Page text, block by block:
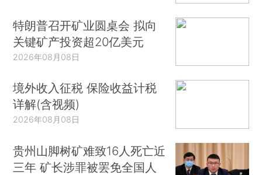
特朗普召开矿业圆桌会 拟向
关键矿产投资超20亿美元
2026年08月08日
境外收入征税 保险收益计税
详解(含视频)
2026年08月08日
贵州山脚树矿难致16人死亡近
三年 矿长涉罪被罢免全国人